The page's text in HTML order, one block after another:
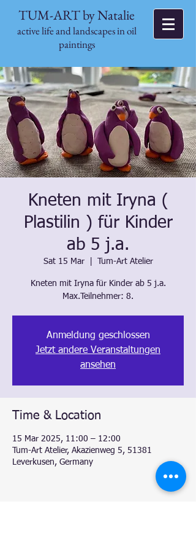
TUM-ART by Natalie
active life and landscapes in oil
paintings
Kneten mit Iryna (
Plastilin ) für Kinder
ab 5 j.a.
Sat 15 Mar
  |
Tum-Art Atelier
Kneten mit Iryna für Kinder ab 5 j.a.
Max.Teilnehmer: 8.
Anmeldung geschlossen
Jetzt andere Veranstaltungen
ansehen
Time & Location
15 Mar 2025, 11:00 – 12:00
Tum-Art Atelier, Akazienweg 5, 51381
Leverkusen, Germany